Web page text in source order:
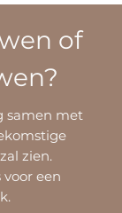
of
samen met
zien.
een